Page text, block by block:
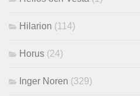
Hilarion (114)
Horus (24)
Inger Noren (329)